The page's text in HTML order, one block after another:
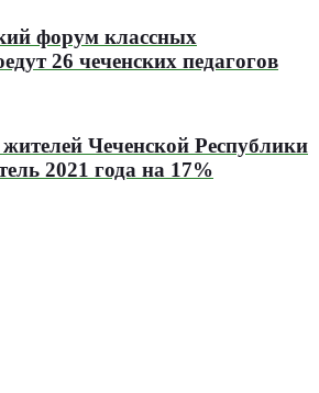
форум классных
26 чеченских педагогов
Чеченской Республики
2021 года на 17%